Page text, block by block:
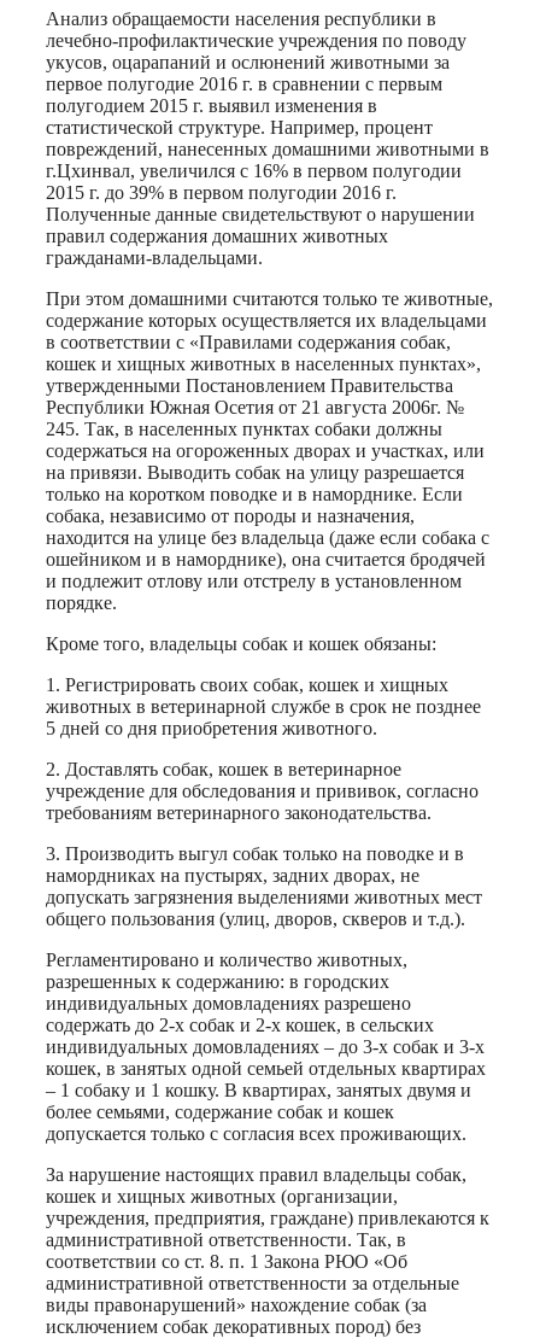
Анализ обращаемости населения республики в
лечебно-профилактические учреждения по поводу
укусов, оцарапаний и ослюнений животными за
первое полугодие 2016 г. в сравнении с первым
полугодием 2015 г. выявил изменения в
статистической структуре. Например, процент
повреждений, нанесенных домашними животными в
г.Цхинвал, увеличился с 16% в первом полугодии
2015 г. до 39% в первом полугодии 2016 г.
Полученные данные свидетельствуют о нарушении
правил содержания домашних животных
гражданами-владельцами.
При этом домашними считаются только те животные,
содержание которых осуществляется их владельцами
в соответствии с «Правилами содержания собак,
кошек и хищных животных в населенных пунктах»,
утвержденными Постановлением Правительства
Республики Южная Осетия от 21 августа 2006г. №
245. Так, в населенных пунктах собаки должны
содержаться на огороженных дворах и участках, или
на привязи. Выводить собак на улицу разрешается
только на коротком поводке и в наморднике. Если
собака, независимо от породы и назначения,
находится на улице без владельца (даже если собака с
ошейником и в наморднике), она считается бродячей
и подлежит отлову или отстрелу в установленном
порядке.
Кроме того, владельцы собак и кошек обязаны:
1. Регистрировать своих собак, кошек и хищных
животных в ветеринарной службе в срок не позднее
5 дней со дня приобретения животного.
2. Доставлять собак, кошек в ветеринарное
учреждение для обследования и прививок, согласно
требованиям ветеринарного законодательства.
3. Производить выгул собак только на поводке и в
намордниках на пустырях, задних дворах, не
допускать загрязнения выделениями животных мест
общего пользования (улиц, дворов, скверов и т.д.).
Регламентировано и количество животных,
разрешенных к содержанию: в городских
индивидуальных домовладениях разрешено
содержать до 2-х собак и 2-х кошек, в сельских
индивидуальных домовладениях – до 3-х собак и 3-х
кошек, в занятых одной семьей отдельных квартирах
– 1 собаку и 1 кошку. В квартирах, занятых двумя и
более семьями, содержание собак и кошек
допускается только с согласия всех проживающих.
За нарушение настоящих правил владельцы собак,
кошек и хищных животных (организации,
учреждения, предприятия, граждане) привлекаются к
административной ответственности. Так, в
соответствии со ст. 8. п. 1 Закона РЮО «Об
административной ответственности за отдельные
виды правонарушений» нахождение собак (за
исключением собак декоративных пород) без